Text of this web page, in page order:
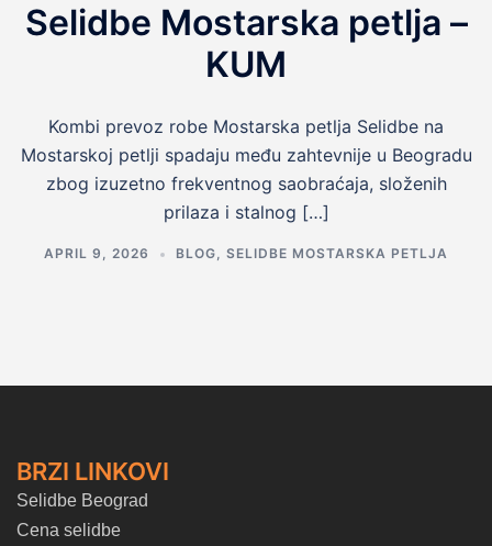
Selidbe Mostarska petlja –
KUM
Kombi prevoz robe Mostarska petlja Selidbe na
Mostarskoj petlji spadaju među zahtevnije u Beogradu
zbog izuzetno frekventnog saobraćaja, složenih
prilaza i stalnog […]
APRIL 9, 2026 BLOG, SELIDBE MOSTARSKA PETLJA
BRZI LINKOVI
Selidbe Beograd
Cena selidbe